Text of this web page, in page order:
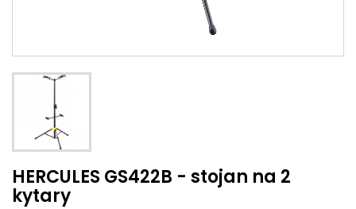
HERCULES GS422B - stojan na 2
kytary